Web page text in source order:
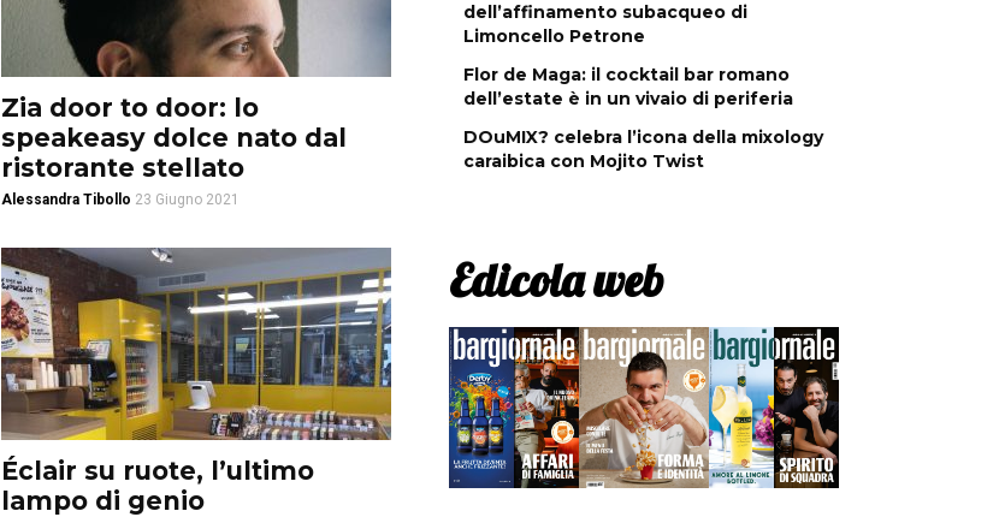
Zia door to door: lo
speakeasy dolce nato dal
ristorante stellato
Alessandra Tibollo 23 Giugno 2021
Éclair su ruote, l’ultimo
lampo di genio
dell’affinamento subacqueo di
Limoncello Petrone
Flor de Maga: il cocktail bar romano
dell’estate è in un vivaio di periferia
DOuMIX? celebra l’icona della mixology
caraibica con Mojito Twist
Edicola web